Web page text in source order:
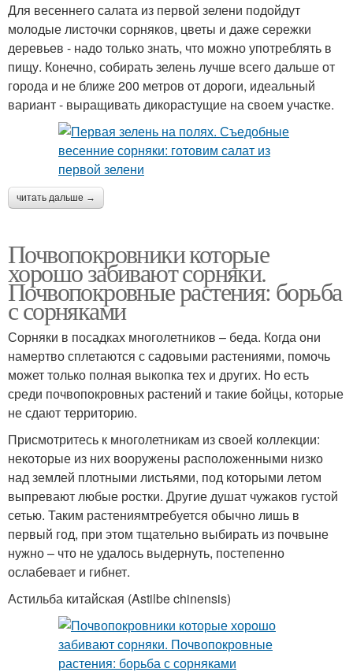
Для весеннего салата из первой зелени подойдут
молодые листочки сорняков, цветы и даже сережки
деревьев - надо только знать, что можно употреблять в
пищу. Конечно, собирать зелень лучше всего дальше от
города и не ближе 200 метров от дороги, идеальный
вариант - выращивать дикорастущие на своем участке.
читать дальше →
Почвопокровники которые
хорошо забивают сорняки.
Почвопокровные растения: борьба
с сорняками
Сорняки в посадках многолетников – беда. Когда они
намертво сплетаются с садовыми растениями, помочь
может только полная выкопка тех и других. Но есть
среди почвопокровных растений и такие бойцы, которые
не сдают территорию.
Присмотритесь к многолетникам из своей коллекции:
некоторые из них вооружены расположенными низко
над землей плотными листьями, под которыми летом
выпревают любые ростки. Другие душат чужаков густой
сетью. Таким растениямтребуется обычно лишь в
первый год, при этом тщательно выбирать из почвыне
нужно – что не удалось выдернуть, постепенно
ослабевает и гибнет.
Астильба китайская (Astilbe chinensis)